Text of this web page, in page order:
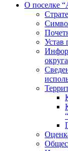
О поселке
Устав
округа